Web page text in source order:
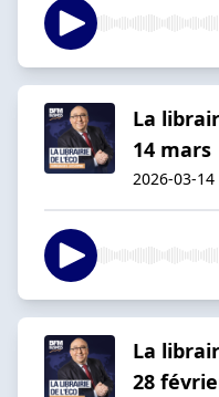
La
14 mars
2026-03-14
La
28